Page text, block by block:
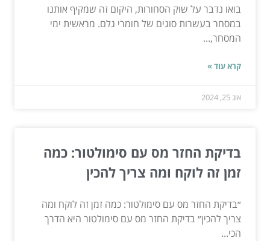
בואו נדבר על שוק הסחורות, היקום זה שמקיף אותנו
במסחר בעשרות סוגים של חומרי גלם. מראשית ימי
המסחר,...
קרא עוד »
אוג 25, 2024
בדיקת החזר מס עם סימולטור: כמה
זמן זה לוקח ומה צריך להכין
״בדיקת החזר מס עם סימולטור: כמה זמן זה לוקח ומה
צריך להכין״ בדיקת החזר מס עם סימולטור היא הדרך
הכי...